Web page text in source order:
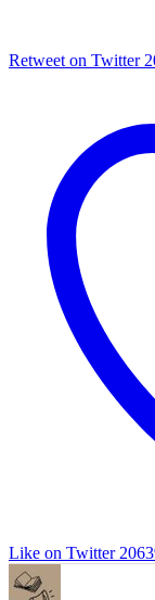
Retweet on Twitter
Like on Twitter